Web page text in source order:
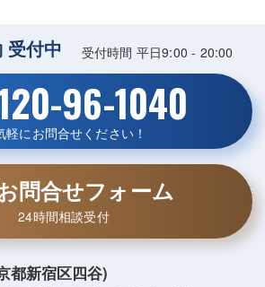
受付中 受付時間 平日9:00 - 20:00
96-1040
軽にお問合せください！
問合せフォーム
24時間相談受付
都新宿区四谷)